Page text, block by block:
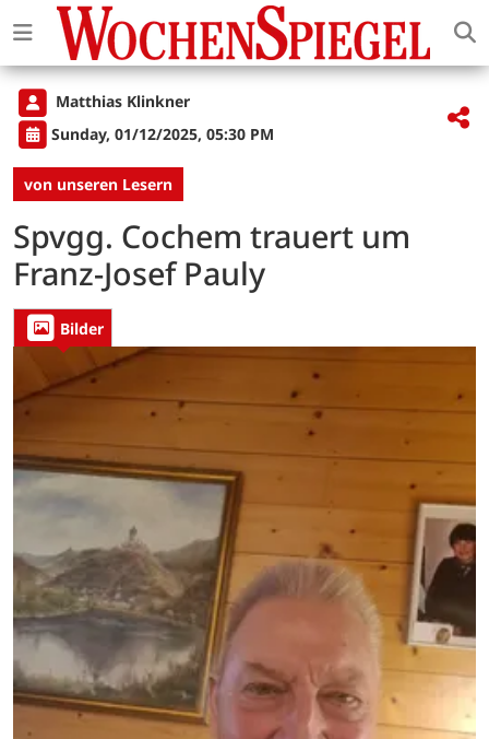
Matthias Klinkner
Sunday, 01/12/2025, 05:30 PM
von unseren Lesern
Spvgg. Cochem trauert um
Franz-Josef Pauly
Bilder